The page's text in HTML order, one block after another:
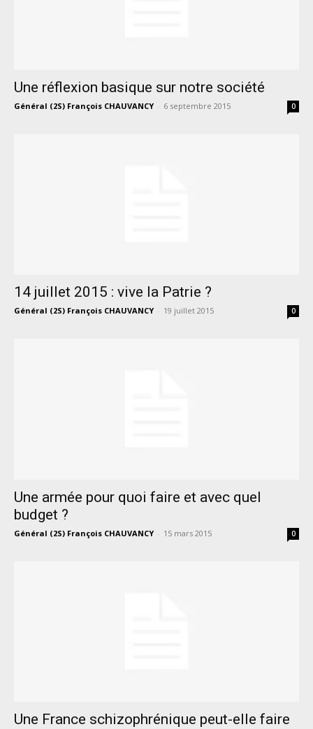
Une réflexion basique sur notre société
Général (2S) François CHAUVANCY - 6 septembre 2015 0
14 juillet 2015 : vive la Patrie ?
Général (2S) François CHAUVANCY - 19 juillet 2015 0
Une armée pour quoi faire et avec quel
budget ?
Général (2S) François CHAUVANCY - 15 mars 2015 0
Une France schizophrénique peut-elle faire